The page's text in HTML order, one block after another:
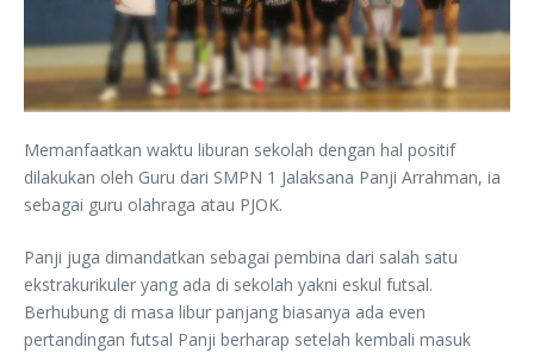
Memanfaatkan waktu liburan sekolah dengan hal positif
dilakukan oleh Guru dari SMPN 1 Jalaksana Panji Arrahman, ia
sebagai guru olahraga atau PJOK.
Panji juga dimandatkan sebagai pembina dari salah satu
ekstrakurikuler yang ada di sekolah yakni eskul futsal.
Berhubung di masa libur panjang biasanya ada even
pertandingan futsal Panji berharap setelah kembali masuk